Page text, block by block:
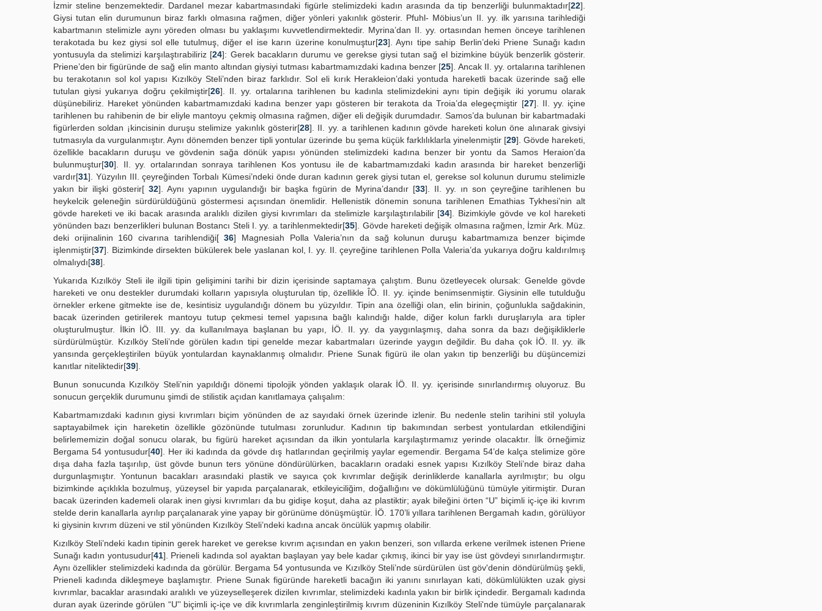
İzmir steline benzemektedir. Dardanel mezar kabartmasındaki figürle stelimizdeki kadın arasında da tip benzerliği bulunmaktadır[22].
Giysi tutan elin durumunun biraz farklı olmasına rağmen, diğer yönleri yakınlık gösterir. Pfuhl- Möbius’un II. yy. ilk yarısına tarihlediği
kabartmanın stelimizle aynı yöreden olması bu yaklaşımı kuvvetlendirmektedir. Myrina’dan II. yy. ortasından hemen önceye tarihlenen
terakotada bu kez giysi sol elle tutulmuş, diğer el ise karın üzerine konulmuştur[23]. Aynı tipe sahip Berlin’deki Priene Sunağı kadın
yontusuyla da stelimizi karşılaştırabiliriz [24]: Gerek bacakların durumu ve gerekse giysi tutan sağ el bizimkine büyük benzerlik gösterir.
Priene’den bir figüründe de sağ elin manto altından giysiyi tutması kabartmamızdaki kadına benzer [25]. Ancak II. yy. ortalarına tarihlenen
bu terakotanın sol kol yapısı Kızılköy Steli’nden biraz farklıdır. Sol eli kırık Herakleion’daki yontuda hareketli bacak üzerinde sağ elle
tutulan giysi yukarıya doğru çekilmiştir[26]. II. yy. ortalarına tarihlenen bu kadınla stelimizdekini aynı tipin değişik iki yorumu olarak
düşünebiliriz. Hareket yönünden kabartmamızdaki kadına benzer yapı gösteren bir terakota da Troia’da elegeçmiştir [27]. II. yy. içine
tarihlenen bu rahibenin de bir eliyle mantoyu çekmiş olmasına rağmen, diğer eli değişik durumdadır. Samos’da bulunan bir kabartmadaki
figürlerden soldan ¡kincisinin duruşu stelimize yakınlık gösterir[28]. II. yy. a tarihlenen kadının gövde hareketi kolun öne alınarak givsiyi
tutmasıyla da vurgulanmıştır. Aynı dönemden benzer tipli yontular üzerinde bu şema küçük farklılıklarla yinelenmiştir [29]. Gövde hareketi,
özellikle bacakların duruşu ve gövdenin sağa dönük yapısı yönünden stelimizdeki kadına benzer bir yontu da Samos Heraion’da
bulunmuştur[30]. II. yy. ortalarından sonraya tarihlenen Kos yontusu ile de kabartmamızdaki kadın arasında bir hareket benzerliği
vardır[31]. Yüzyılın III. çeyreğinden Torbalı Kümesi’ndeki önde duran kadının gerek giysi tutan el, gerekse sol kolunun durumu stelimizle
yakın bir ilişki gösterir[ 32]. Aynı yapının uygulandığı bir başka fıgürin de Myrina’dandır [33]. II. yy. ın son çeyreğine tarihlenen bu
heykelcik geleneğin sürdürüldüğünü göstermesi açısından önemlidir. Hellenistik dönemin sonuna tarihlenen Emathias Tykhesi’nin alt
gövde hareketi ve iki bacak arasında aralıklı dizilen giysi kıvrımları da stelimizle karşılaştırılabilir [34]. Bizimkiyle gövde ve kol hareketi
yönünden bazı benzerlikleri bulunan Bostancı Steli I. yy. a tarihlenmektedir[35]. Gövde hareketi değişik olmasına rağmen, İzmir Ark. Müz.
deki orijinalinin 160 civarına tarihlendiği[36] Magnesiah Polla Valeria’nın da sağ kolunun duruşu kabartmamıza benzer biçimde
işlenmiştir[37]. Bizimkinde dirsekten bükülerek bele yaslanan kol, I. yy. II. çeyreğine tarihlenen Polla Valeria’da yukarıya doğru kaldırılmış
olmalıydı[38].
Yukarıda Kızılköy Steli ile ilgili tipin gelişimini tarihi bir dizin içerisinde saptamaya çalıştım. Bunu özetleyecek olursak: Genelde gövde
hareketi ve onu destekler durumdaki kolların yapısıyla oluşturulan tip, özellikle ÎÖ. II. yy. içinde benimsenmiştir. Giysinin elle tutulduğu
örnekler erkene gitmekte ise de, kesintisiz uygulandığı dönem bu yüzyıldır. Tipin ana özelliği olan, elin birinin, çoğunlukla sağdakinin,
bacak üzerinden getirilerek mantoyu tutup çekmesi temel yapısına bağlı kalındığı halde, diğer kolun farklı duruşlarıyla ara tipler
oluşturulmuştur. İlkin İÖ. III. yy. da kullanılmaya başlanan bu yapı, İÖ. II. yy. da yaygınlaşmış, daha sonra da bazı değişikliklerle
sürdürülmüştür. Kızılköy Steli’nde görülen kadın tipi genelde mezar kabartmaları üzerinde yaygın değildir. Bu daha çok İÖ. II. yy. ilk
yansında gerçekleştirilen büyük yontulardan kaynaklanmış olmalıdır. Priene Sunak figürü ile olan yakın tip benzerliği bu düşüncemizi
kanıtlar niteliktedir[39].
Bunun sonucunda Kızılköy Steli’nin yapıldığı dönemi tipolojik yönden yaklaşık olarak İÖ. II. yy. içerisinde sınırlandırmış oluyoruz. Bu
sonucun gerçeklik durumunu şimdi de stilistik açıdan kanıtlamaya çalışalım:
Kabartmamızdaki kadının giysi kıvrımları biçim yönünden de az sayıdaki örnek üzerinde izlenir. Bu nedenle stelin tarihini stil yoluyla
saptayabilmek için hareketin özellikle gözönünde tutulması zorunludur. Kadının tip bakımından serbest yontulardan etkilendiğini
belirlememizin doğal sonucu olarak, bu figürü hareket açısından da ilkin yontularla karşılaştırmamız yerinde olacaktır. İlk örneğimiz
Bergama 54 yontusudur[40]. Her iki kadında da gövde dış hatlarından geçirilmiş yaylar egemendir. Bergama 54’de kalça stelimize göre
dışa daha fazla taşırılıp, üst gövde bunun ters yönüne döndürülürken, bacakların oradaki esnek yapısı Kızılköy Steli’nde biraz daha
durgunlaşmıştır. Yontunun bacakları arasındaki plastik ve sayıca çok kıvrımlar değişik derinliklerde kanallarla ayrılmıştır; bu olgu
bizimkinde açıklıkla bozulmuş, yüzeysel bir yapıda parçalanarak, etkileyiciliğim, doğallığını ve dökümlülüğünü tümüyle yitirmiştir. Duran
bacak üzerinden kademeli olarak inen giysi kıvrımları da bu gidişe koşut, daha az plastiktir; ayak bileğini örten “U” biçimli iç-içe iki kıvrım
stelde derin kanallarla ayrılıp parçalanarak yine yapay bir görünüme dönüşmüştür. İÖ. 170’li yıllara tarihlenen Bergamah kadın, görülüyor
ki giysinin kıvrım düzeni ve stil yönünden Kızılköy Steli’ndeki kadına ancak öncülük yapmış olabilir.
Kızılköy Steli’ndeki kadın tipinin gerek hareket ve gerekse kıvrım açısından en yakın benzeri, son vıllarda erkene verilmek istenen Priene
Sunağı kadın yontusudur[41]. Prieneli kadında sol ayaktan başlayan yay bele kadar çıkmış, ikinci bir yay ise üst gövdeyi sınırlandırmıştır.
Aynı özellikler stelimizdeki kadında da görülür. Bergama 54 yontusunda ve Kızılköy Steli’nde sürdürülen üst göv'denin döndürülmüş şekli,
Prieneli kadında dikleşmeye başlamıştır. Priene Sunak figüründe hareketli bacağın iki yanını sınırlayan kati, dökümlülükten uzak giysi
kıvrımlar, bacaklar arasındaki aralıklı ve yüzeyselleşerek dizilen kıvrımlar, stelimizdeki kadınla yakın bir birlik içindedir. Bergamalı kadında
duran ayak üzerinde görülen “U'' biçimli iç-içe ve dik kıvrımlarla zenginleştirilmiş kıvrım düzeninin Kızılköy Steli'nde tümüyle parçalanarak